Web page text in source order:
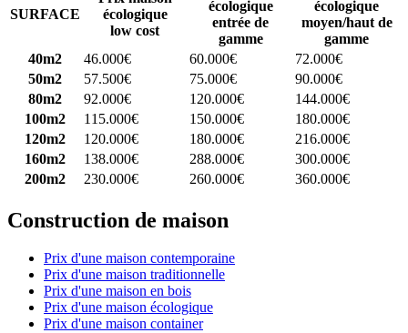
SURFACE
écologique
low cost
écologique
entrée de
gamme
écologique
moyen/haut de
gamme
40m2
46.000€ 60.000€
72.000€
50m2
57.500€ 75.000€
90.000€
80m2
92.000€ 120.000€
144.000€
100m2
115.000€ 150.000€
180.000€
120m2
120.000€ 180.000€
216.000€
160m2
138.000€ 288.000€
300.000€
200m2
230.000€ 260.000€ 360.000€
Construction de maison
Prix d'une maison contemporaine
Prix d'une maison traditionnelle
Prix d'une maison en bois
Prix d'une maison écologique
Prix d'une maison container